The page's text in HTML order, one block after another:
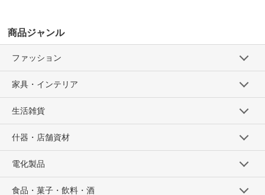
商品ジャンル
ファッション
家具・インテリア
生活雑貨
什器・店舗資材
電化製品
食品・菓子・飲料・酒